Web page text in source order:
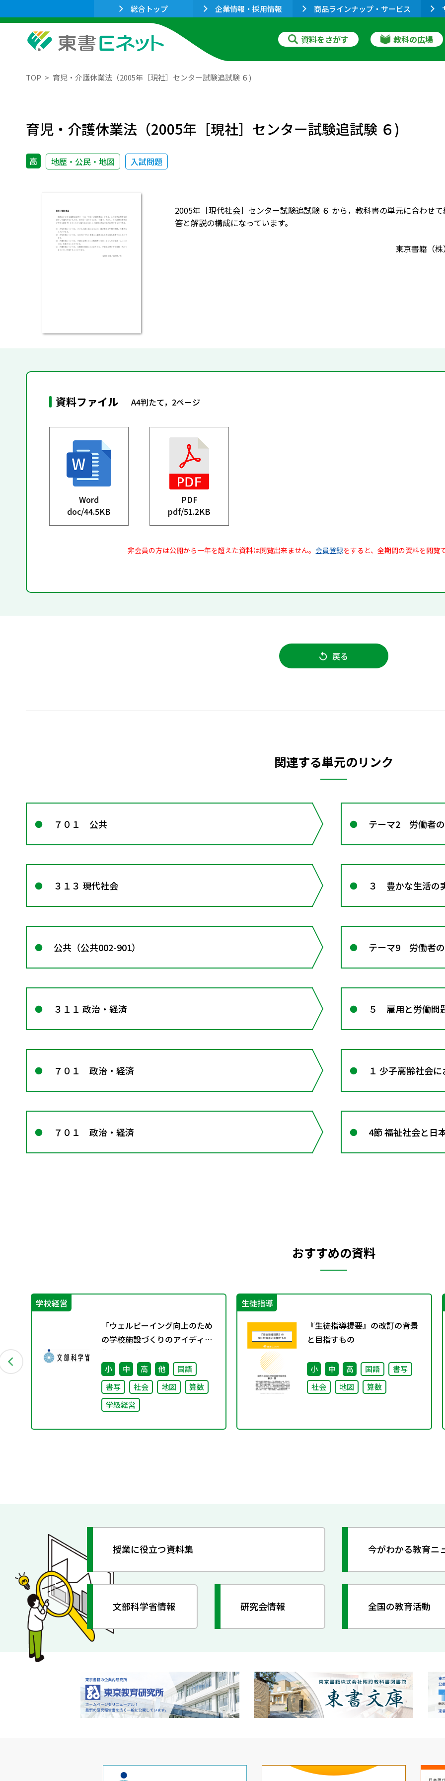
総合トップ 企業情報・採用情報 商品ラインナップ・サービス
資料をさがす 教科の広場
TOP 育児・介護休業法（2005年［現社］センター試験追試験 ６)
育児・介護休業法（2005年［現社］センター試験追試験 ６)
高 地歴・公民・地図 入試問題
2005年［現代社会］センター試験追試験 ６ から，教科書の単元に合わせ
答と解説の構成になっています。
東京書籍（
資料ファイル A4判たて，2ページ
Word
doc/44.5KB
PDF
pdf/51.2KB
非会員の方は公開から一年を超えた資料は閲覧出来ません。 会員登録をすると、全期間の資料を閲覧
戻る
関連する単元のリンク
７０１ 公共 テーマ2 労働者
３１３ 現代社会 ３ 豊かな生活の
公共（公共002-901） テーマ9 労働者
３１１ 政治・経済 ５ 雇用と労働問
７０１ 政治・経済 １ 少子高齢社会
７０１ 政治・経済 4節 福祉社会と日
おすすめの資料
学校経営
「ウェルビーイング向上のため
の学校施設づくりのアイディア
集」の公表について
小 中 高 他
国語
書写
社会 地図
算数
学級経営
生徒指導
『生徒指導提要』の改訂の背景
と目指すもの
小 中 高 国語
書写
社会
地図 算数
授業に役立つ資料集 今がわかる教育ニ
文部科学省情報 研究会情報 全国の教育活動